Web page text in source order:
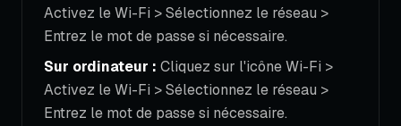
Activez le Wi-Fi > Sélectionnez le réseau >
Entrez le mot de passe si nécessaire.
Sur ordinateur : Cliquez sur l'icône Wi-Fi >
Activez le Wi-Fi > Sélectionnez le réseau >
Entrez le mot de passe si nécessaire.